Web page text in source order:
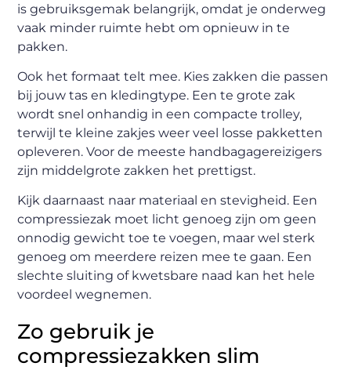
is gebruiksgemak belangrijk, omdat je onderweg
vaak minder ruimte hebt om opnieuw in te
pakken.
Ook het formaat telt mee. Kies zakken die passen
bij jouw tas en kledingtype. Een te grote zak
wordt snel onhandig in een compacte trolley,
terwijl te kleine zakjes weer veel losse pakketten
opleveren. Voor de meeste handbagagereizigers
zijn middelgrote zakken het prettigst.
Kijk daarnaast naar materiaal en stevigheid. Een
compressiezak moet licht genoeg zijn om geen
onnodig gewicht toe te voegen, maar wel sterk
genoeg om meerdere reizen mee te gaan. Een
slechte sluiting of kwetsbare naad kan het hele
voordeel wegnemen.
Zo gebruik je
compressiezakken slim